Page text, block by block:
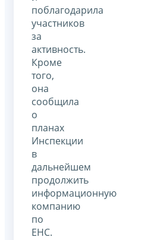
поблагодарила
участников
за
активность.
Кроме
того,
она
сообщила
о
планах
Инспекции
в
дальнейшем
продолжить
информационную
компанию
по
ЕНС.